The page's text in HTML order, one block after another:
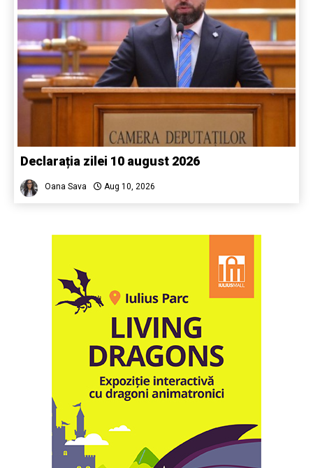
Declarația zilei 10 august 2026
Oana Sava Aug 10, 2026